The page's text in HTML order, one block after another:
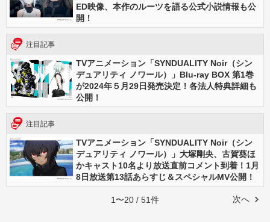
ED映像、本作のルーツを語る公式小説情報も公
開！
注目記事
TVアニメーション「SYNDUALITY Noir（シン
デュアリティ ノワール）」Blu-ray BOX 第1巻
が2024年５月29日発売決定！各法人特典詳細も
公開！
注目記事
TVアニメーション「SYNDUALITY Noir（シン
デュアリティ ノワール）」大塚剛央、古賀葵ほ
かキャスト10名より放送直前コメント到着！1月
8日放送第13話あらすじ＆スペシャルMV公開！
次へ
1〜20 / 51件